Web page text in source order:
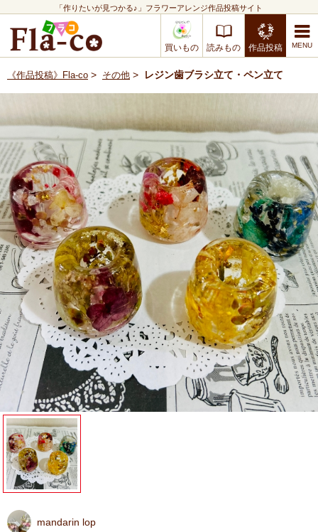
「作りたいが見つかる♪」フラワーアレンジ作品投稿サイト
買いもの 読みもの 作品投稿
《作品投稿》Fla-co > その他 > レジン歯ブラシ立て・ペン立て
mandarin lop